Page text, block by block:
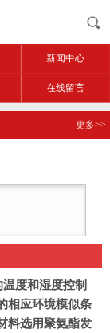
新闻中心
在线留言
更多>>
温度和湿度控制
相应环境模似条
料选用聚氨酯发